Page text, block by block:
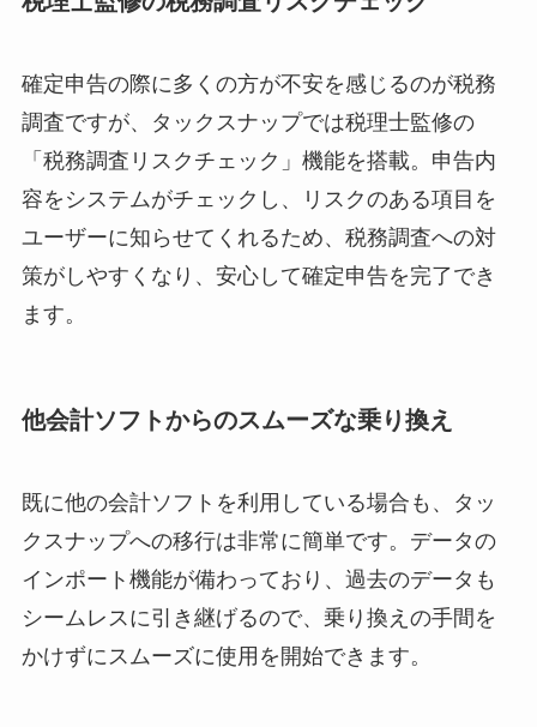
確定申告の際に多くの方が不安を感じるのが税務
調査ですが、タックスナップでは税理士監修の
「税務調査リスクチェック」機能を搭載。申告内
容をシステムがチェックし、リスクのある項目を
ユーザーに知らせてくれるため、税務調査への対
策がしやすくなり、安心して確定申告を完了でき
ます。
他会計ソフトからのスムーズな乗り換え
既に他の会計ソフトを利用している場合も、タッ
クスナップへの移行は非常に簡単です。データの
インポート機能が備わっており、過去のデータも
シームレスに引き継げるので、乗り換えの手間を
かけずにスムーズに使用を開始できます。